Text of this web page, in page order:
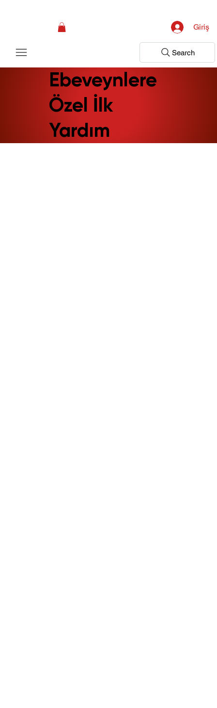
Giriş
Search
Ebeveynlere
Özel İlk
Yardım